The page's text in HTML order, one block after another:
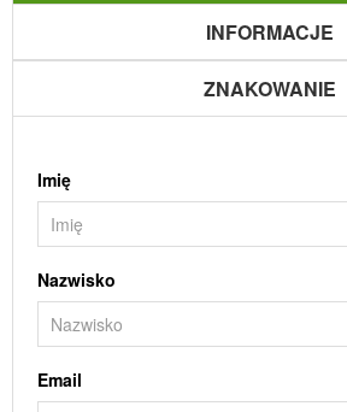
INFORMACJE
ZNAKOWANIE
Imię
Nazwisko
Email